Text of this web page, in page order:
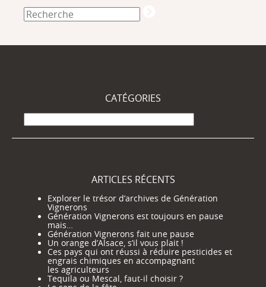
CATÉGORIES
Catégories
ARTICLES RÉCENTS
Explorer le trésor d’archives de Génération
Vignerons
Génération Vignerons est toujours en pause
mais…
Génération Vignerons fait une pause
Un orange d’Alsace, s’il vous plait !
Ces pays qui ont réussi à réduire pesticides et
engrais chimiques en accompagnant
les agriculteurs
Tequila ou Mescal, faut-il choisir ?